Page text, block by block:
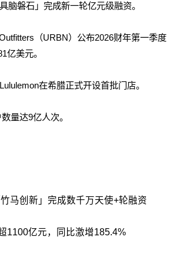
脑磐石」完成新一轮亿元级融资。
（URBN）公布2026财年第一季度
亿美元。
在希腊正式开设首批门店。
量达9亿人次。
马创新」完成数千万天使+轮融资
1100亿元，同比激增185.4%